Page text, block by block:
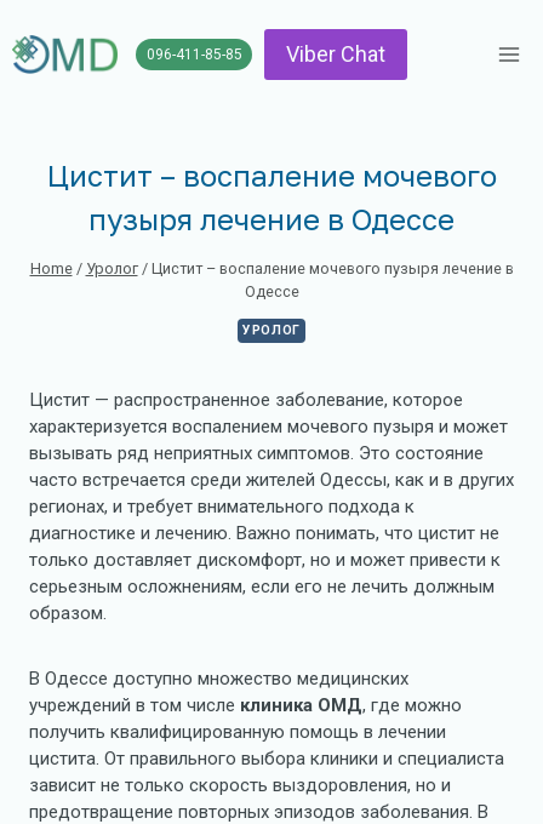
content
096-411-85-85 Viber Chat
Цистит – воспаление мочевого
пузыря лечение в Одессе
Home / Уролог / Цистит – воспаление мочевого пузыря лечение в
Одессе
УРОЛОГ
Цистит — распространенное заболевание, которое
характеризуется воспалением мочевого пузыря и может
вызывать ряд неприятных симптомов. Это состояние
часто встречается среди жителей Одессы, как и в других
регионах, и требует внимательного подхода к
диагностике и лечению. Важно понимать, что цистит не
только доставляет дискомфорт, но и может привести к
серьезным осложнениям, если его не лечить должным
образом.
В Одессе доступно множество медицинских
учреждений в том числе клиника ОМД, где можно
получить квалифицированную помощь в лечении
цистита. От правильного выбора клиники и специалиста
зависит не только скорость выздоровления, но и
предотвращение повторных эпизодов заболевания. В